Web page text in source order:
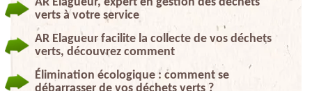
verts à votre service
AR Elagueur facilite la collecte de vos déchets
verts, découvrez comment
Élimination écologique : comment se